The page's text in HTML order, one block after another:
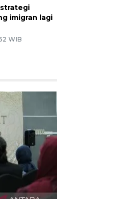
imigran lagi
WIB